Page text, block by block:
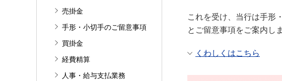
売掛金
手形・小切手のご留意事項
買掛金
経費精算
人事・給与支払業務
これを受け、当行は手形
とご留意事項をご案内し
くわしくはこちら